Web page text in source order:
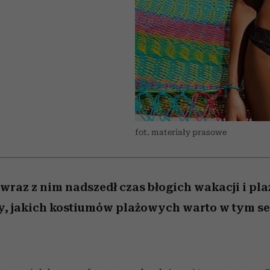
oglądanych na Netflixie
najbardziej
ubrania i marki
fot. materiały prasowe
z nim nadszedł czas błogich wakacji i
jakich kostiumów plażowych warto w tym